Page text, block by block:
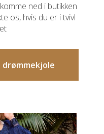
ned i butikken
os, hvis du er i tvivl
drømmekjole